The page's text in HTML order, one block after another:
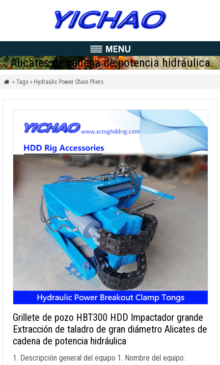
Alicates de cadena de potencia hidráulica
 » Tags » Hydraulic Power Chain Pliers
Grillete de pozo HBT300 HDD Impactador grande
Extracción de taladro de gran diámetro Alicates de
cadena de potencia hidráulica
1. Descripción general del equipo 1. Nombre del equipo: